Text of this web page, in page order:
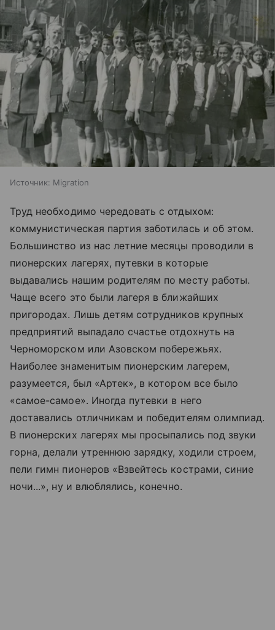
Источник: Migration
Труд необходимо чередовать с отдыхом:
коммунистическая партия заботилась и об этом.
Большинство из нас летние месяцы проводили в
пионерских лагерях, путевки в которые
выдавались нашим родителям по месту работы.
Чаще всего это были лагеря в ближайших
пригородах. Лишь детям сотрудников крупных
предприятий выпадало счастье отдохнуть на
Черноморском или Азовском побережьях.
Наиболее знаменитым пионерским лагерем,
разумеется, был «Артек», в котором все было
«самое-самое». Иногда путевки в него
доставались отличникам и победителям олимпиад.
В пионерских лагерях мы просыпались под звуки
горна, делали утреннюю зарядку, ходили строем,
пели гимн пионеров «Взвейтесь кострами, синие
ночи...», ну и влюблялись, конечно.